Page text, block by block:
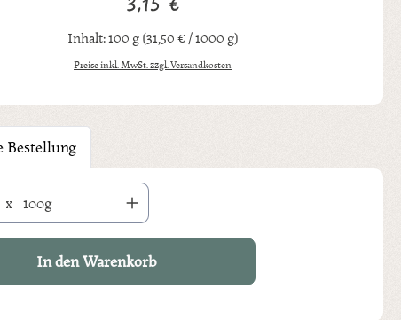
Inhalt:100 g(31,50 € / 1000 g)
Preise inkl. MwSt. zzgl. Versandkosten
Bestellung
Gib den gewünschten Wert ein oder benutze die Schaltflächen um die
x 100g
In den Warenkorb